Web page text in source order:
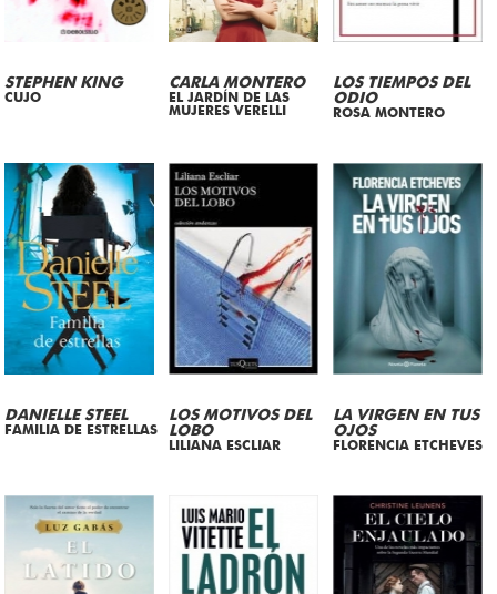
STEPHEN KING
CUJO
CARLA MONTERO
EL JARDÍN DE LAS
MUJERES VERELLI
LOS TIEMPOS DEL
ODIO
ROSA MONTERO
DANIELLE STEEL
FAMILIA DE ESTRELLAS
LOS MOTIVOS DEL
LOBO
LILIANA ESCLIAR
LA VIRGEN EN TUS
OJOS
FLORENCIA ETCHEVES